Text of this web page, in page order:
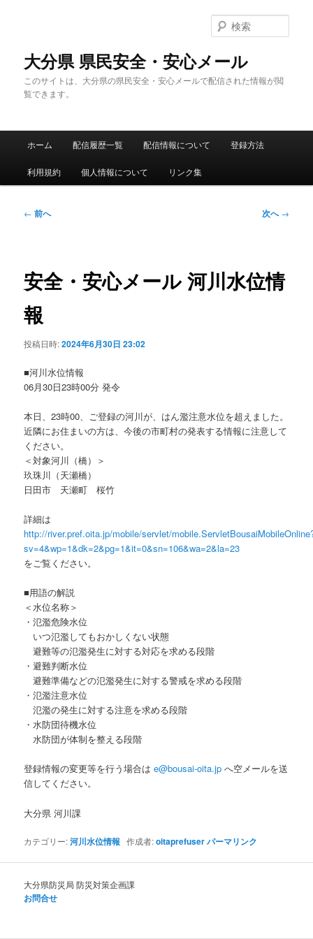
大分県 県民安全・安心メール
このサイトは、大分県の県民安全・安心メールで配信された情報が閲
覧できます。
索
メ
ホーム 配信履歴一覧 配信情報について 登録方法
利用規約 個人情報について リンク集
投
ゲ
ー
ョ
ン
← 前へ 次へ→
安全・安心メール 河川水位情
報
投稿日時:2024年6月30日 23:02
■河川水位情報
06月30日23時00分 発令
本日、23時00、ご登録の河川が、はん濫注意水位を超えました。
近隣にお住まいの方は、今後の市町村の発表する情報に注意して
ください。
＜対象河川（橋）＞
玖珠川（天瀬橋）
日田市 天瀬町 桜竹
詳細は
http://river.pref.oita.jp/mobile/servlet/
sv=4&wp=1&dk=2&pg=1&it=0&sn=106&wa=2&la=23
をご覧ください。
■用語の解説
＜水位名称＞
・氾濫危険水位
いつ氾濫してもおかしくない状態
避難等の氾濫発生に対する対応を求める段階
・避難判断水位
避難準備などの氾濫発生に対する警戒を求める段階
・氾濫注意水位
氾濫の発生に対する注意を求める段階
・水防団待機水位
水防団が体制を整える段階
登録情報の変更等を行う場合はe@bousai-oita.jp へ空メールを送
信してください。
大分県 河川課
カテゴリー:河川水位情報 作成者:oitaprefuserパーマリンク
大分県防災局 防災対策企画課
お問合せ